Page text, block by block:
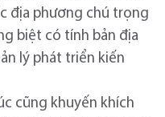
địa phương chú trọng
biệt có tính bản địa
lý phát triển kiến
cũng khuyến khích